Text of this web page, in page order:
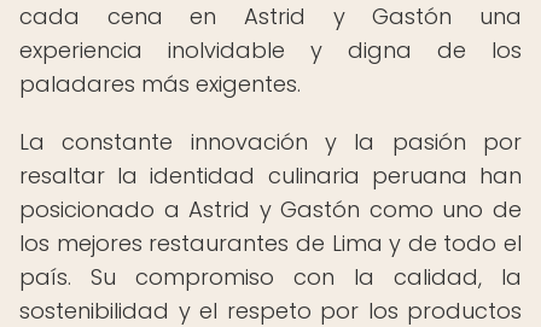
cada cena en Astrid y Gastón una
experiencia inolvidable y digna de los
paladares más exigentes.
La constante innovación y la pasión por
resaltar la identidad culinaria peruana han
posicionado a Astrid y Gastón como uno de
los mejores restaurantes de Lima y de todo el
país. Su compromiso con la calidad, la
sostenibilidad y el respeto por los productos